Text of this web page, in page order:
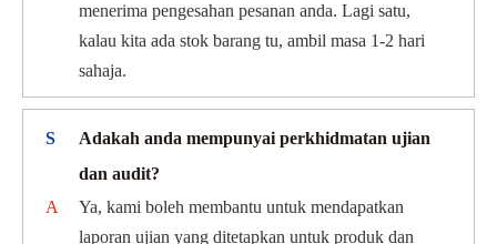
menerima pengesahan pesanan anda. Lagi satu,
kalau kita ada stok barang tu, ambil masa 1-2 hari
sahaja.
S
Adakah anda mempunyai perkhidmatan ujian
dan audit?
A
Ya, kami boleh membantu untuk mendapatkan
laporan ujian yang ditetapkan untuk produk dan